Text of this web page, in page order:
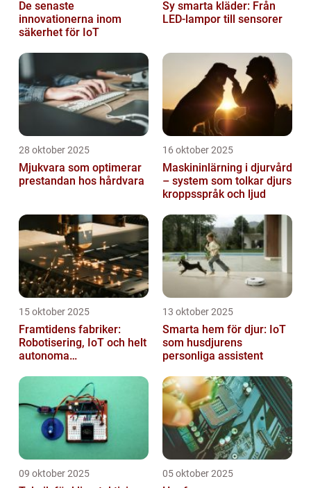
De senaste
innovationerna inom
säkerhet för IoT
Sy smarta kläder: Från
LED-lampor till sensorer
28 oktober 2025
Mjukvara som optimerar
prestandan hos hårdvara
16 oktober 2025
Maskininlärning i djurvård
– system som tolkar djurs
kroppsspråk och ljud
15 oktober 2025
Framtidens fabriker:
Robotisering, IoT och helt
autonoma
13 oktober 2025
Smarta hem för djur: IoT
som husdjurens
personliga assistent
09 oktober 2025 05 oktober 2025